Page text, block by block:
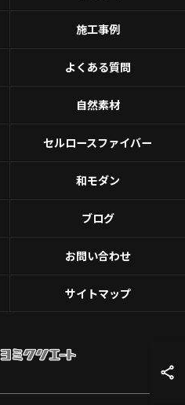
施工事例
よくある質問
自然素材
セルロースファイバー
和モダン
ブログ
お問い合わせ
サイトマップ